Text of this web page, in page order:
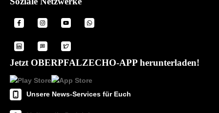
Jetzt OBERPFALZECHO-APP herunterladen!
Unsere News-Services für Euch